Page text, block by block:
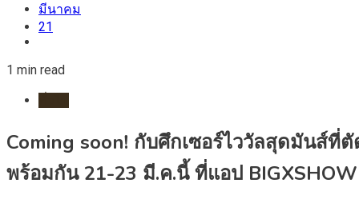
มีนาคม
21
1 min read
Coming soon! กับศึกเซอร์ไววัลสุดมันส์ที่
พร้อมกัน 21-23 มี.ค.นี้ ที่แอป BIGXSHOW